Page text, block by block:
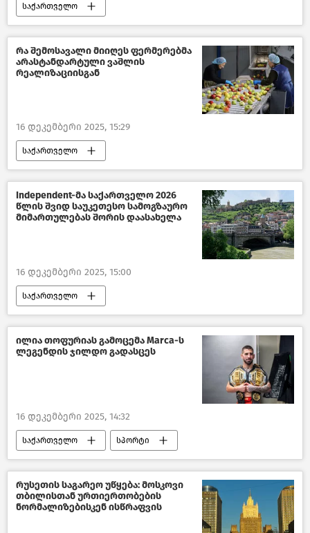
საქართველო
საქართველოს შინაგან საქმეთა სამინისტრო
კრიმინალი საქართველოში
ახალი ამბები
რა შემოსავალი მიიღეს ფერმერებმა
არასტანდარტული ვაშლის
რეალიზაციისგან
16 დეკემბერი 2025, 15:29
საქართველო
გარემოს დაცვისა და სოფლის მეურნეობის სამინისტრო
საქართველოს სოფლის მეურნეობა
საქართველოს ეკონომიკა
Independent-მა საქართველო 2026
წლის შვიდ საუკეთესო სამოგზაურო
მიმართულებას შორის დაასახელა
16 დეკემბერი 2025, 15:00
საქართველო
ტურიზმი საქართველოში
ტურიზმის ეროვნული ადმინისტრაცია
საზოგადოება ახალი ამბები
ილია თოფურიას გამოცემა Marca-ს
ლეგენდის ჯილდო გადასცეს
16 დეკემბერი 2025, 14:32
საქართველო სპორტი
საზოგადოება ახალი ამბები
რუსეთის საგარეო უწყება: მოსკოვი
თბილისთან ურთიერთობების
ნორმალიზებისკენ ისწრაფვის